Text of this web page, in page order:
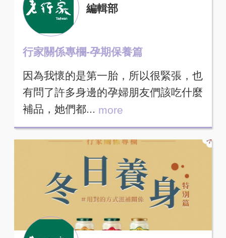
編輯部
行家關係專欄-孕期保養篇
因為我懷的是第一胎，所以很緊張，也
有問了許多身邊的孕婦朋友們該吃什麼
補品，她們都... more